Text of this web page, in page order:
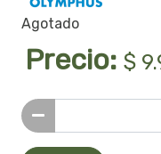
Agotado
Precio: $